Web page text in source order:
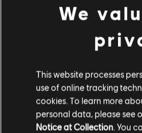
디비전 요원 팀을 이끌어 혼
의 질서를 복구하고 사회
더
We
This website processes
use of online tracking
cookies. To learn more
personal data, please see
Notice at Collection . You